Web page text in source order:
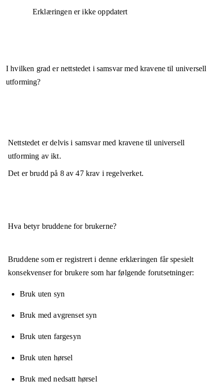
Erklæringen er ikke oppdatert
I hvilken grad er nettstedet i samsvar med kravene til universell
utforming?
Nettstedet erdelvis i samsvarmed kravene til universell
utforming av ikt.
Det er brudd på 8av47krav i regelverket.
Hva betyr bruddene for brukerne?
Bruddene som er registrert i denne erklæringen får spesielt
konsekvenser for brukere som har følgende forutsetninger:
Bruk uten syn
Bruk med avgrenset syn
Bruk uten fargesyn
Bruk uten hørsel
Bruk med nedsatt hørsel